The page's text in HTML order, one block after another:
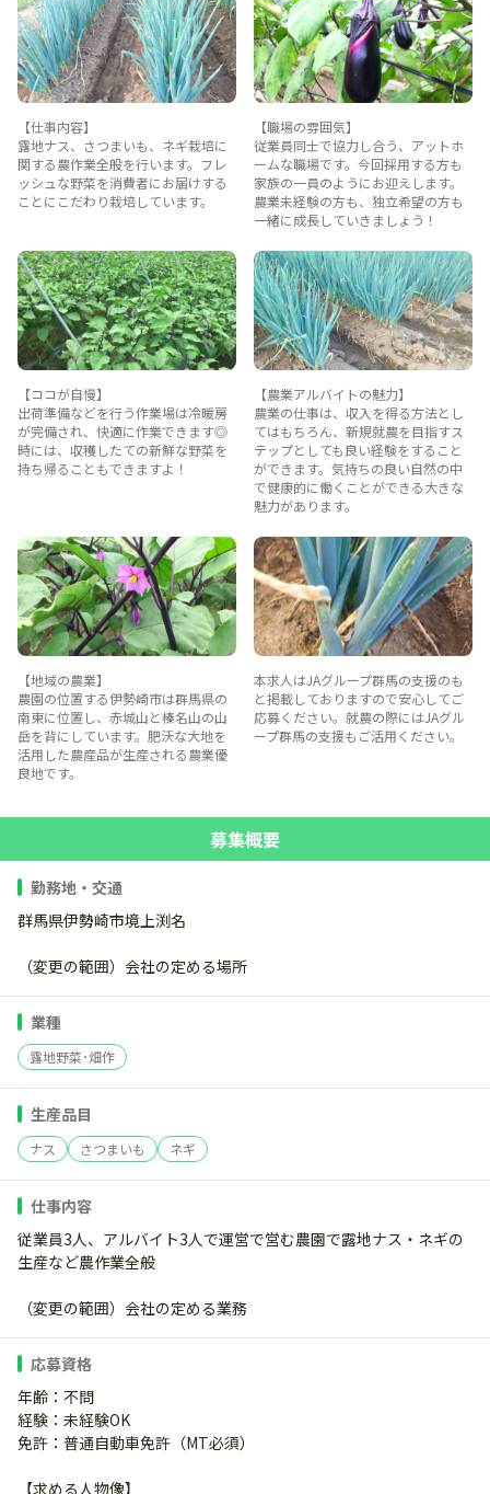
【仕事内容】
露地ナス、さつまいも、ネギ栽培に
関する農作業全般を行います。フレ
ッシュな野菜を消費者にお届けする
ことにこだわり栽培しています。
【職場の雰囲気】
従業員同士で協力し合う、アットホ
ームな職場です。今回採用する方も
家族の一員のようにお迎えします。
農業未経験の方も、独立希望の方も
一緒に成長していきましょう！
【ココが自慢】
出荷準備などを行う作業場は冷暖房
が完備され、快適に作業できます◎
時には、収穫したての新鮮な野菜を
持ち帰ることもできますよ！
【農業アルバイトの魅力】
農業の仕事は、収入を得る方法とし
てはもちろん、新規就農を目指すス
テップとしても良い経験をすること
ができます。気持ちの良い自然の中
で健康的に働くことができる大きな
魅力があります。
【地域の農業】
農園の位置する伊勢崎市は群馬県の
南東に位置し、赤城山と榛名山の山
岳を背にしています。肥沃な大地を
活用した農産品が生産される農業優
良地です。
本求人はJAグループ群馬の支援のも
と掲載しておりますので安心してご
応募ください。就農の際にはJAグル
ープ群馬の支援もご活用ください。
募集概要
勤務地・交通
群馬県伊勢崎市境上渕名
（変更の範囲）会社の定める場所
業種
露地野菜･畑作
生産品目
ナス さつまいも ネギ
仕事内容
従業員3人、アルバイト3人で運営で営む農園で露地ナス・ネギの
生産など農作業全般
（変更の範囲）会社の定める業務
応募資格
年齢：不問
経験：未経験OK
免許：普通自動車免許（MT必須）
【求める人物像】